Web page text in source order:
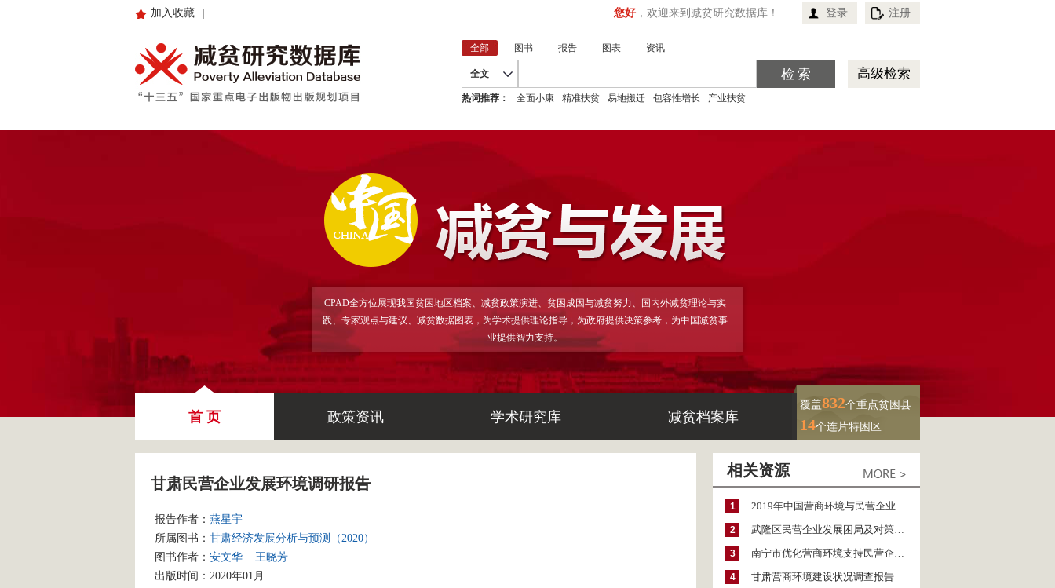
加入收藏 登录 注册
您好 ，欢迎来到减贫研究数据库！
全部 图书 报告 图表 资讯
全文 高级检索
热词推荐： 全面小康 精准扶贫 易地搬迁 包容性增长 产业扶贫
CPAD全方位展现我国贫困地区档案、减贫政策演进、贫困成因与减贫努力、国内外减贫理论与实
践、专家观点与建议、减贫数据图表，为学术提供理论指导，为政府提供决策参考，为中国减贫事
业提供智力支持。
首 页 政策资讯 学术研究库 减贫档案库
覆盖832个重点贫困县
14个连片特困区
甘肃民营企业发展环境调研报告
报告作者： 燕星宇
所属图书： 甘肃经济发展分析与预测（2020）
图书作者： 安文华
王晓芳
出版时间：2020年01月
相关资源
1 2019年中国营商环境与民营企业家评价调查报告
2 武隆区民营企业发展困局及对策（2016~2018）
3 南宁市优化营商环境支持民营企业改革发展的对策
4 甘肃营商环境建设状况调查报告